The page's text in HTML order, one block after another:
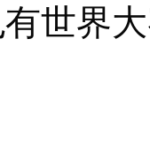
世界大